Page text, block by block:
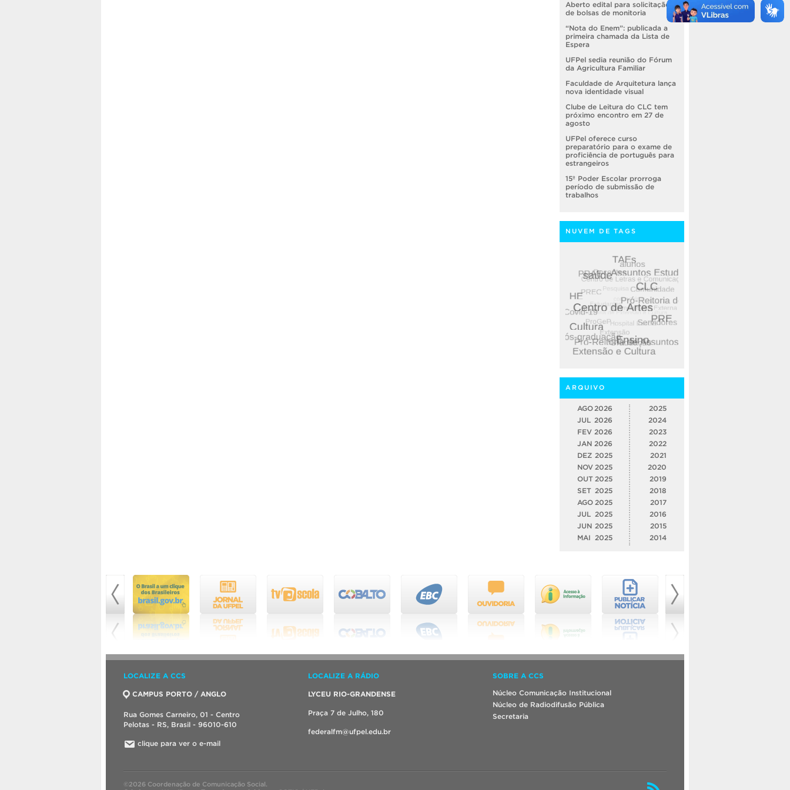
Aberto edital para solicitação
de bolsas de monitoria
“Nota do Enem”: publicada a
primeira chamada da Lista de
Espera
UFPel sedia reunião do Fórum
da Agricultura Familiar
Faculdade de Arquitetura lança
nova identidade visual
Clube de Leitura do CLC tem
próximo encontro em 27 de
agosto
UFPel oferece curso
preparatório para o exame de
proficiência de português para
estrangeiros
15º Poder Escolar prorroga
período de submissão de
trabalhos
NUVEM DE TAGS
ARQUIVO
AGO 2026
JUL 2026
FEV 2026
JAN 2026
DEZ 2025
NOV 2025
OUT 2025
SET 2025
AGO 2025
JUL
2025
JUN 2025
MAI
2025
2025
2024
2023
2022
2021
2020
2019
2018
2017
2016
2015
2014
LOCALIZE A CCS
CAMPUS PORTO / ANGLO
Rua Gomes Carneiro, 01 - Centro
Pelotas - RS, Brasil - 96010-610
clique para ver o e-mail
LOCALIZE A RÁDIO
LYCEU RIO-GRANDENSE
Praça 7 de Julho, 180
federalfm@ufpel.edu.br
SOBRE A CCS
Núcleo Comunicação Institucional
Núcleo de Radiodifusão Pública
Secretaria
©2026 Coordenação de Comunicação Social.